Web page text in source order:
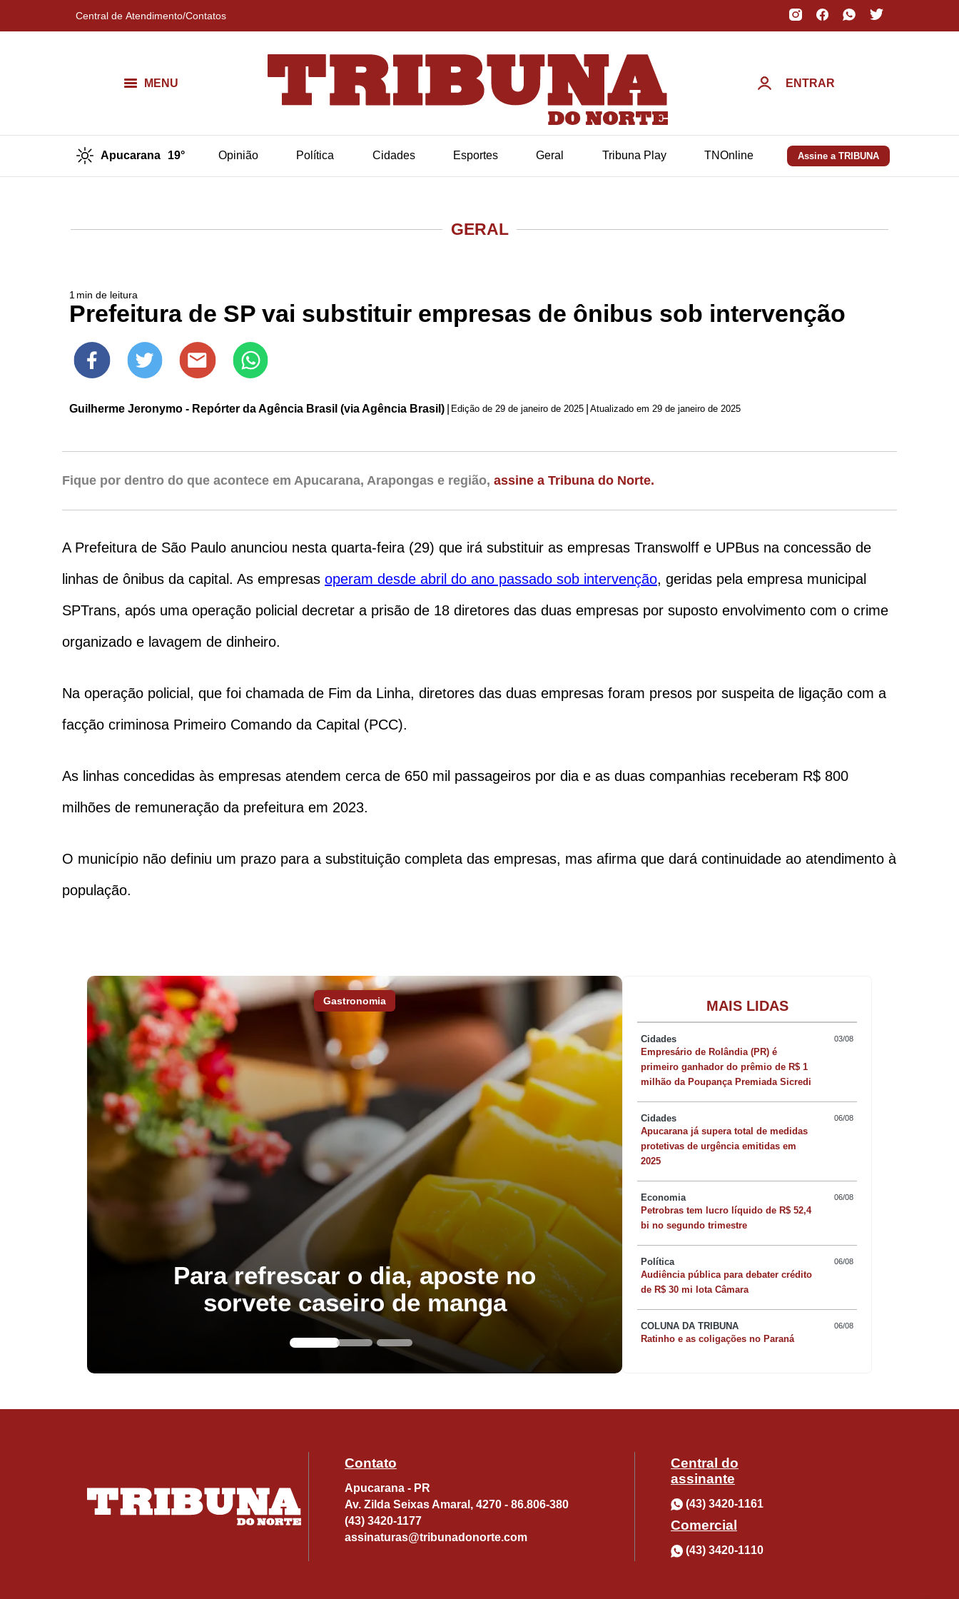
Central de Atendimento/Contatos
MENU ENTRAR
Apucarana 19° Opinião Política Cidades Esportes Geral Tribuna Play TNOnline Assine a TRIBUNA
GERAL
1 min de leitura
Prefeitura de SP vai substituir empresas de ônibus sob intervenção
Guilherme Jeronymo - Repórter da Agência Brasil (via Agência Brasil) Edição de 29 de janeiro de 2025 Atualizado em 29 de janeiro de 2025
Fique por dentro do que acontece em Apucarana, Arapongas e região, assine a Tribuna do Norte.
A Prefeitura de São Paulo anunciou nesta quarta-feira (29) que irá substituir as empresas Transwolff e UPBus na concessão de
linhas de ônibus da capital. As empresas operam desde abril do ano passado sob intervenção, geridas pela empresa municipal
SPTrans, após uma operação policial decretar a prisão de 18 diretores das duas empresas por suposto envolvimento com o crime
organizado e lavagem de dinheiro.
Na operação policial, que foi chamada de Fim da Linha, diretores das duas empresas foram presos por suspeita de ligação com a
facção criminosa Primeiro Comando da Capital (PCC).
As linhas concedidas às empresas atendem cerca de 650 mil passageiros por dia e as duas companhias receberam R$ 800
milhões de remuneração da prefeitura em 2023.
O município não definiu um prazo para a substituição completa das empresas, mas afirma que dará continuidade ao atendimento à
população.
Gastronomia
Para refrescar o dia, aposte no
sorvete caseiro de manga
Quer sofisticar o
risoto de camarão
MAIS LIDAS
Cidades 03/08
Empresário de Rolândia (PR) é
primeiro ganhador do prêmio de R$ 1
milhão da Poupança Premiada Sicredi
Cidades 06/08
Apucarana já supera total de medidas
protetivas de urgência emitidas em
2025
Economia 06/08
Petrobras tem lucro líquido de R$ 52,4
bi no segundo trimestre
Política 06/08
Audiência pública para debater crédito
de R$ 30 mi lota Câmara
COLUNA DA TRIBUNA 06/08
Ratinho e as coligações no Paraná
Contato
Apucarana - PR
Av. Zilda Seixas Amaral, 4270 - 86.806-380
(43) 3420-1177
assinaturas@tribunadonorte.com
Central do
assinante
(43) 3420-1161
Comercial
(43) 3420-1110